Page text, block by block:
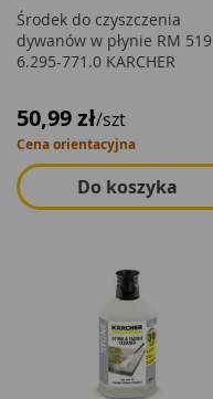
Środek do czyszczenia
dywanów w płynie RM 519
6.295-771.0 KARCHER
50,99 zł/szt
Cena orientacyjna
Do koszyka